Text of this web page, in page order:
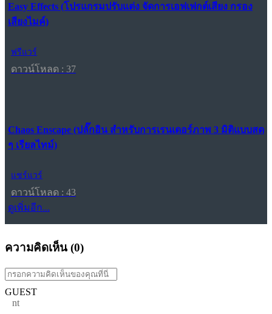
Easy Effects (โปรแกรมปรับแต่ง จัดการเอฟเฟกต์เสียง กรอง
เสียงไมค์)
ฟรีแวร์
ดาวน์โหลด : 37
Chaos Enscape (ปลั๊กอิน สำหรับการเรนเดอร์ภาพ 3 มิติแบบสด
ๆ เรียลไทม์)
แชร์แวร์
ดาวน์โหลด : 43
ดูเพิ่มอีก...
ความคิดเห็น (0)
GUEST
nt